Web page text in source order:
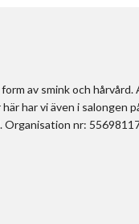
av smink och hårvård.
har vi även i salongen
Organisation nr: